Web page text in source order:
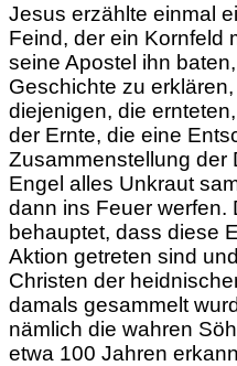
Jesus erzählte einmal
Feind, der ein Kornfeld
seine Apostel ihn
Geschichte zu
diejenigen, die
der Ernte, die eine
Zusammenstellung der
Engel alles Unkraut
dann ins Feuer werfen.
behauptet, dass diese
Aktion getreten sind
Christen der
damals gesammelt
nämlich die wahren
etwa 100 Jahren